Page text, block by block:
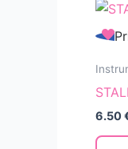
Nagų
6.50